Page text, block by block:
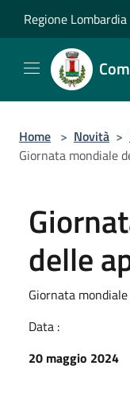
Regione Lombardia
Home > Novità >
Giornata mondiale
delle
Giornata
Data :
20 maggio 2024